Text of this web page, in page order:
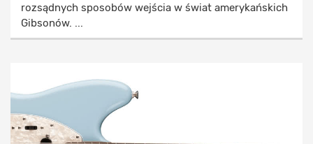
rozsądnych sposobów wejścia w świat amerykańskich
Gibsonów. ...